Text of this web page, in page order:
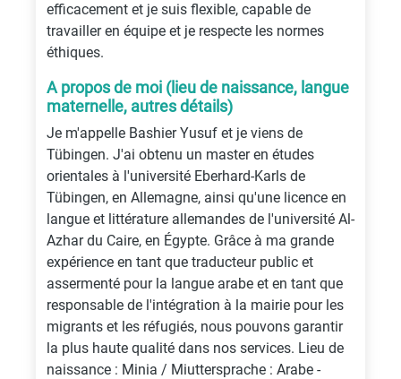
efficacement et je suis flexible, capable de
travailler en équipe et je respecte les normes
éthiques.
A propos de moi (lieu de naissance, langue
maternelle, autres détails)
Je m'appelle Bashier Yusuf et je viens de
Tübingen. J'ai obtenu un master en études
orientales à l'université Eberhard-Karls de
Tübingen, en Allemagne, ainsi qu'une licence en
langue et littérature allemandes de l'université Al-
Azhar du Caire, en Égypte. Grâce à ma grande
expérience en tant que traducteur public et
assermenté pour la langue arabe et en tant que
responsable de l'intégration à la mairie pour les
migrants et les réfugiés, nous pouvons garantir
la plus haute qualité dans nos services. Lieu de
naissance : Minia / Miuttersprache : Arabe -